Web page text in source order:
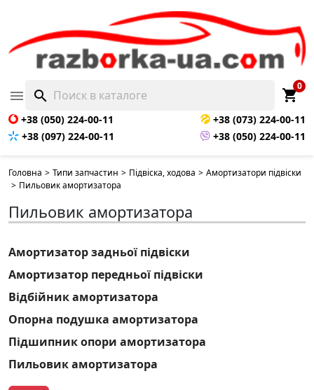
 search shopping_cart
0
+38 (050) 224-00-11
+38 (073) 224-00-11
+38 (097) 224-00-11
+38 (050) 224-00-11
Головна > Типи запчастин > Підвіска, ходова > Амортизатори підвіски
> Пильовик амортизатора
Пильовик амортизатора
Амортизатор задньої підвіски
Амортизатор передньої підвіски
Відбійник амортизатора
Опорна подушка амортизатора
Підшипник опори амортизатора
Пильовик амортизатора